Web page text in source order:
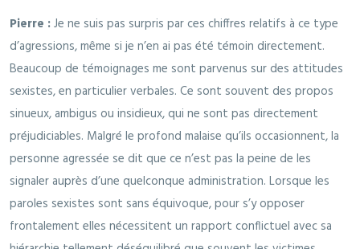
Pierre :Je ne suis pas surpris par ces chiffres relatifs à ce type
d’agressions, même si je n’en ai pas été témoin directement.
Beaucoup de témoignages me sont parvenus sur des attitudes
sexistes, en particulier verbales. Ce sont souvent des propos
sinueux, ambigus ou insidieux, qui ne sont pas directement
préjudiciables. Malgré le profond malaise qu’ils occasionnent, la
personne agressée se dit que ce n’est pas la peine de les
signaler auprès d’une quelconque administration. Lorsque les
paroles sexistes sont sans équivoque, pour s’y opposer
frontalement elles nécessitent un rapport conflictuel avec sa